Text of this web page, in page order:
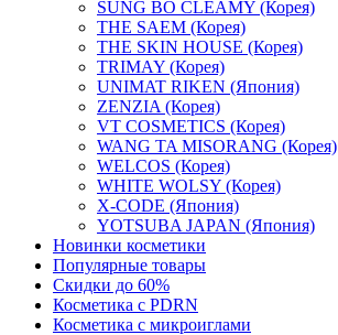
SUNG BO CLEAMY (Корея)
THE SAEM (Корея)
THE SKIN HOUSE (Корея)
TRIMAY (Корея)
UNIMAT RIKEN (Япония)
ZENZIA (Корея)
VT COSMETICS (Корея)
WANG TA MISORANG (Корея)
WELCOS (Корея)
WHITE WOLSY (Корея)
X-CODE (Япония)
YOTSUBA JAPAN (Япония)
Новинки косметики
Популярные товары
Скидки до 60%
Косметика с PDRN
Косметика с микроиглами